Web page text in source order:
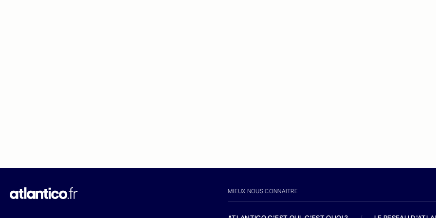
MIEUX NOUS CONNAITRE